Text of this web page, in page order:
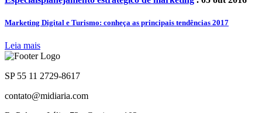
Marketing Digital e Turismo: conheça as principais tendências 2017
Leia mais
SP 55 11 2729-8617
contato@midiaria.com